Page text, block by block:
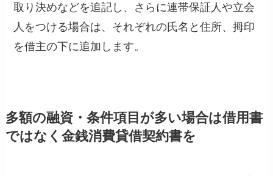
取り決めなどを追記し、さらに連帯保証人や立会
人をつける場合は、それぞれの氏名と住所、拇印
を借主の下に追加します。
多額の融資・条件項目が多い場合は借用書
ではなく金銭消費貸借契約書を